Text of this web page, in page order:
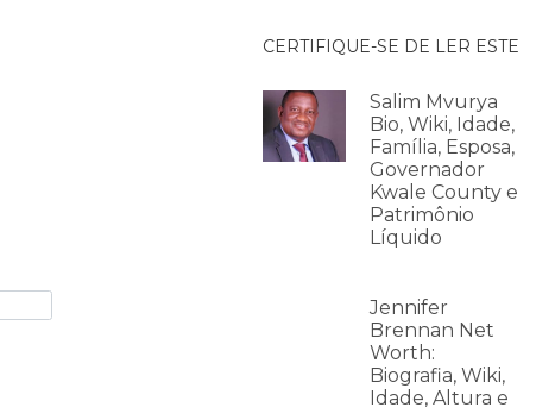
CERTIFIQUE-SE DE LER ESTE
Salim Mvurya
Bio, Wiki, Idade,
Família, Esposa,
Governador
Kwale County e
Patrimônio
Líquido
Jennifer
Brennan Net
Worth:
Biografia, Wiki,
Idade, Altura e